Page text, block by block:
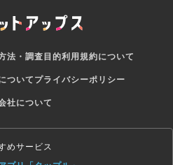
法・調査目的利用規約について
ついてプライバシーポリシー
社について
めサービス